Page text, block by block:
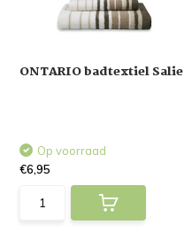
ONTARIO badtextiel Salie
Op voorraad
€6,95